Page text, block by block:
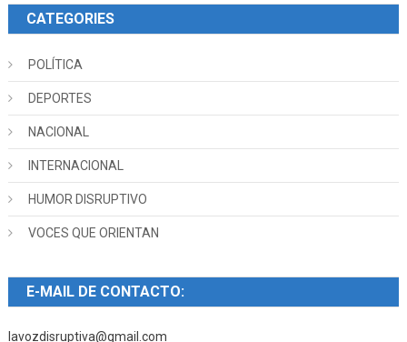
CATEGORIES
POLÍTICA
DEPORTES
NACIONAL
INTERNACIONAL
HUMOR DISRUPTIVO
VOCES QUE ORIENTAN
E-MAIL DE CONTACTO:
lavozdisruptiva@gmail.com